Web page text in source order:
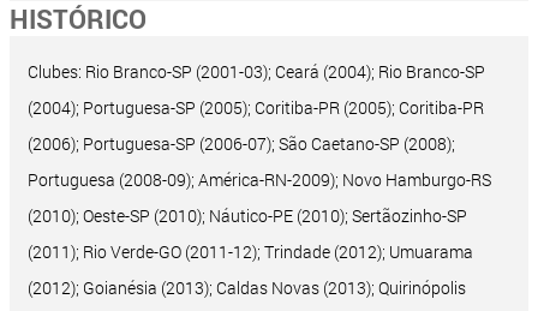
HISTÓRICO
Clubes: Rio Branco-SP (2001-03); Ceará (2004); Rio Branco-SP
(2004); Portuguesa-SP (2005); Coritiba-PR (2005); Coritiba-PR
(2006); Portuguesa-SP (2006-07); São Caetano-SP (2008);
Portuguesa (2008-09); América-RN-2009); Novo Hamburgo-RS
(2010); Oeste-SP (2010); Náutico-PE (2010); Sertãozinho-SP
(2011); Rio Verde-GO (2011-12); Trindade (2012); Umuarama
(2012); Goianésia (2013); Caldas Novas (2013); Quirinópolis